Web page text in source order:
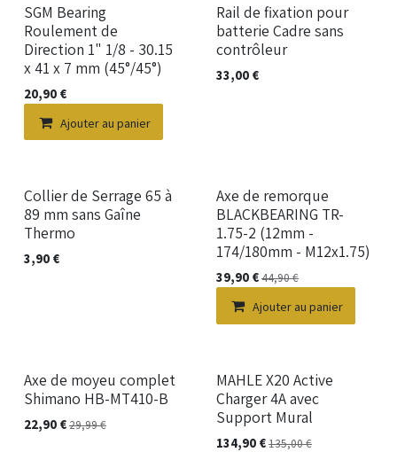
SGM Bearing
Roulement de
Direction 1" 1/8 - 30.15
x 41 x 7 mm (45°/45°)
20,90 €
Ajouter au panier
Rail de fixation pour
batterie Cadre sans
contrôleur
33,00€
Collier de Serrage 65 à
89 mm sans Gaîne
Thermo
3,90 €
Axe de remorque
BLACKBEARING TR-
1.75-2 (12mm -
174/180mm - M12x1.75)
39,90€44,90€
Ajouter au panier
Axe de moyeu complet
Shimano HB-MT410-B
22,90 €29,99€
MAHLE X20 Active
Charger 4A avec
Support Mural
134,90€135,00€